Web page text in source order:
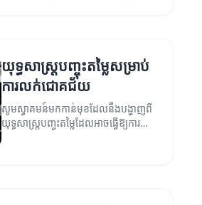
យុទ្ធសាស្ត្របញ្ចុះតម្លៃសម្រាប់
ការលក់ជោគជ័យ
សូមស្វាគមន៍មកកាន់មុខដែលនឹងបង្ហាញពី
យុទ្ធសាស្ត្របញ្ចុះតម្លៃដែលអាចធ្វើឱ្យការលក់
របស់អ្នកកើនឡើង។